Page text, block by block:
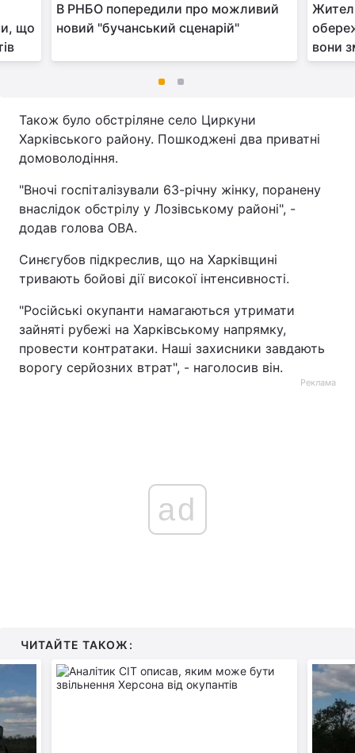
що
В РНБО попередили про можливий
новий "бучанський сценарій"
вони
Також було обстріляне село Циркуни
Харківського району. Пошкоджені два приватні
домоволодіння.
"Вночі госпіталізували 63-річну жінку, поранену
внаслідок обстрілу у Лозівському районі", -
додав голова ОВА.
Синєгубов підкреслив, що на Харківщині
тривають бойові дії високої інтенсивності.
"Російські окупанти намагаються утримати
зайняті рубежі на Харківському напрямку,
провести контратаки. Наші захисники завдають
ворогу серйозних втрат", - наголосив він.
Реклама
ad
ЧИТАЙТЕ ТАКОЖ: